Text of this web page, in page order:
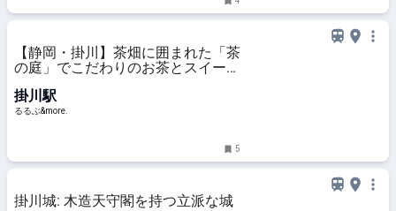
【静岡・掛川】茶畑に囲まれた「茶
の庭」でこだわりのお茶とスイーツ
掛川駅
るるぶ&more.
5
掛川城: 木造天守閣を持つ立派な城